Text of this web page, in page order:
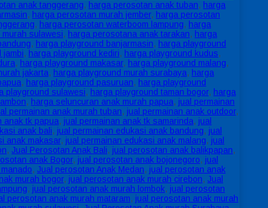
anak tanggerang, harga perosotan anak tuban, harga
, harga perosotan murah jember, harga perosotan
, harga perosotan waterboom lampung, harga
sulawesi, harga perosotana anak tarakan, harga
, harga playground banjarmasin, harga playground
jambi, harga playground kediri, harga playground kudus,
, harga playground makasar, harga playground malang,
jakarta, harga playground murah surabaya, harga
, harga playground pasuruan, harga playground
playground sulawesi, harga playground taman bogor, harga
, harga seluncuran anak murah papua, jual permainan
permainan anak murah tuban, jual permainan anak outdoor,
anak tk papua, jual permainan anak tk samarinda, jual
anak bali, jual permainan edukasi anak bandung, jual
anak makasar, jual permainan edukasi anak malang, jual
, Jual Perosotan Anak Bali, jual perosotan anak balikpapan,
anak Bogor, jual perosotan anak bojonegoro, jual
, Jual perosotan Anak Medan, jual perosotan anak
murah bogor, jual perosotan anak murah cirebon, Jual
, jual perosotan anak murah lombok, jual perosotan
perosotan anak murah mataram, jual perosotan anak murah